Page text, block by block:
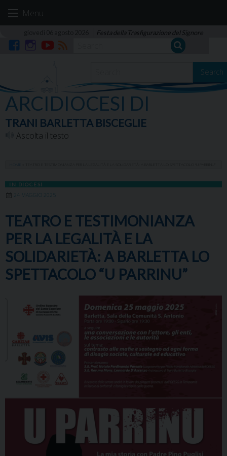
Menu
Festa della Trasfigurazione del Signore
Search
ARCIDIOCESI DI
TRANI BARLETTA BISCEGLIE
Ascolta il testo
IN DIOCESI
24 MAGGIO 2025
TEATRO E TESTIMONIANZA
PER LA LEGALITÀ E LA
SOLIDARIETÀ: A BARLETTA LO
SPETTACOLO “U PARRINU”